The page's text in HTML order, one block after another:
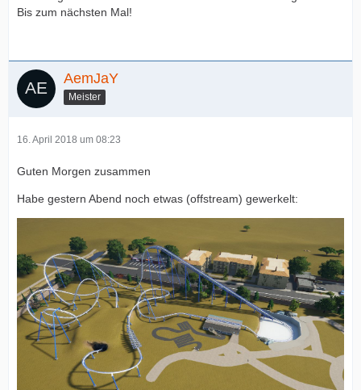
Bis zum nächsten Mal!
AemJaY
Meister
16. April 2018 um 08:23
Guten Morgen zusammen
Habe gestern Abend noch etwas (offstream) gewerkelt: